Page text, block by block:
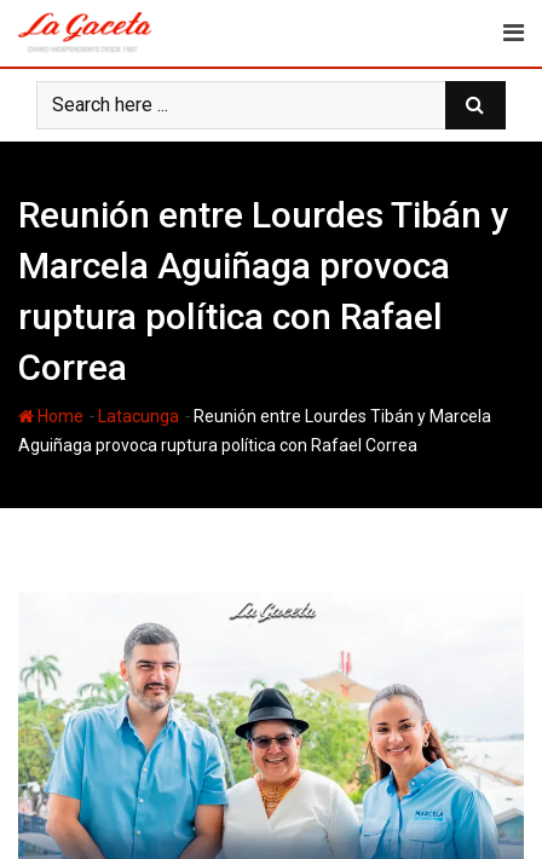
content
Reunión entre Lourdes Tibán y
Marcela Aguiñaga provoca
ruptura política con Rafael
Correa
Home - Latacunga - Reunión entre Lourdes Tibán y Marcela
Aguiñaga provoca ruptura política con Rafael Correa